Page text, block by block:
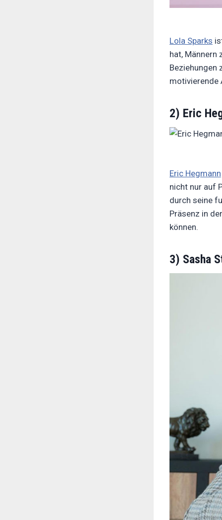
Lola Sparks
hat, Männern
Beziehungen
motivierende
2) Eric
Eric Hegmann
nicht nur auf
durch seine
Präsenz in
können.
3) Sasha